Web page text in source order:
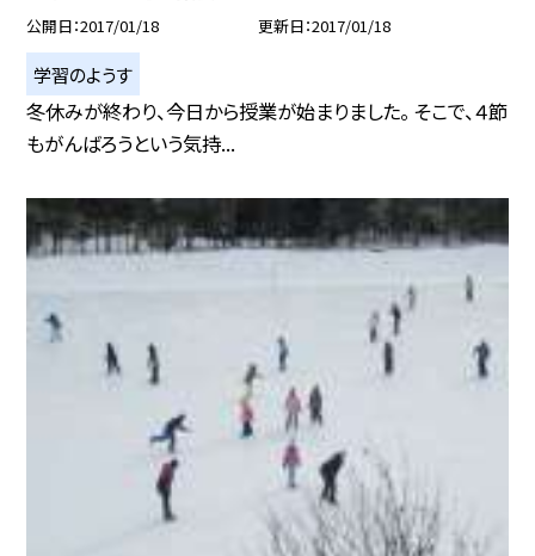
公開日 2017/01/18 更新日 2017/01/18
学習のようす
冬休みが終わり、今日から授業が始まりました。 そこで、４節
もがんばろうという気持...